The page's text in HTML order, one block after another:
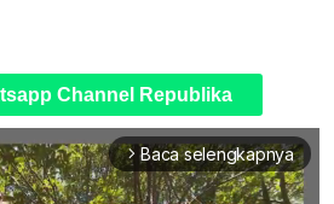
Channel Republika
arrow_forward_ios Baca selengkapnya